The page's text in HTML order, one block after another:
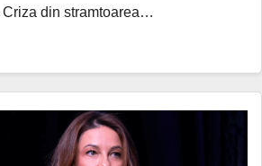
din stramtoarea…